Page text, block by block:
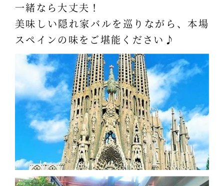
一緒なら大丈夫！
美味しい隠れ家バルを巡りながら、本場
スペインの味をご堪能ください♪